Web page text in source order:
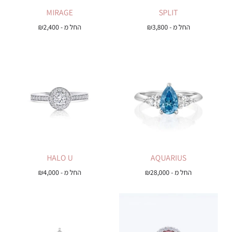
SPLIT
החל מ - ₪3,800
MIRAGE
החל מ - ₪2,400
AQUARIUS
החל מ - ₪28,000
HALO U
החל מ - ₪4,000